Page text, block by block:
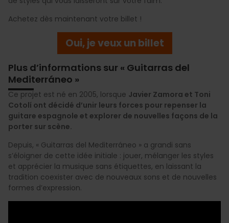
Achetez dès maintenant votre billet !
Oui, je veux un billet
Plus d’informations sur « Guitarras del
Mediterráneo »
Ce projet est né en 2005, lorsque Javier Zamora et Toni
Cotolí ont décidé d’unir leurs forces pour repenser la
guitare espagnole et explorer de nouvelles façons de la
porter sur scène.
Depuis, « Guitarras del Mediterráneo » a grandi sans
s’éloigner de cette idée initiale : jouer, mélanger les styles
et apprécier la musique sans étiquettes, en laissant la
tradition coexister avec de nouveaux sons et de nouvelles
formes d’expression.